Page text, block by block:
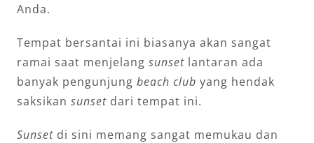
Anda.
Tempat bersantai ini biasanya akan sangat
ramai saat menjelang sunsetlantaran ada
banyak pengunjung beach club yang hendak
saksikan sunsetdari tempat ini.
Sunsetdi sini memang sangat memukau dan